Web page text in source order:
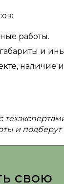
работы.
и
наличие
и
свою